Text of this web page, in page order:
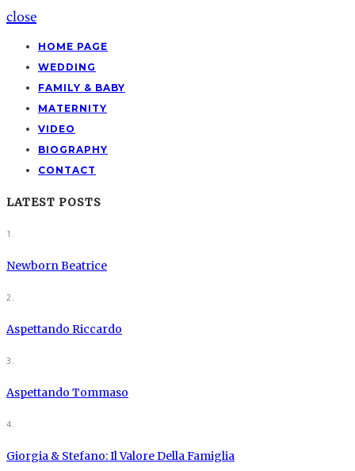
close
HOME PAGE
WEDDING
FAMILY & BABY
MATERNITY
VIDEO
BIOGRAPHY
CONTACT
LATEST POSTS
1.
Newborn Beatrice
2.
Aspettando Riccardo
3.
Aspettando Tommaso
4.
Giorgia & Stefano: Il Valore Della Famiglia